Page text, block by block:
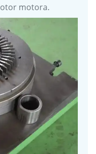
motora.